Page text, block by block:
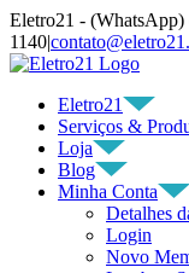
Ir
para
o
Eletro21 -
1140|
YouTube
Facebook
WhatsApp
Telegram
Instagram
E-
Eletro21
Serviços &
Loja
Blog
Minha Conta
Detalhes
Login
Novo